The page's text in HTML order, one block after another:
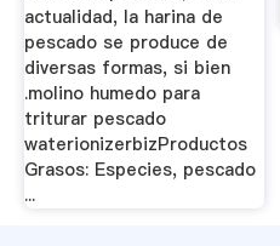
actualidad, la harina de
pescado se produce de
diversas formas, si bien
.molino humedo para
triturar pescado
waterionizerbizProductos
Grasos: Especies, pescado
...